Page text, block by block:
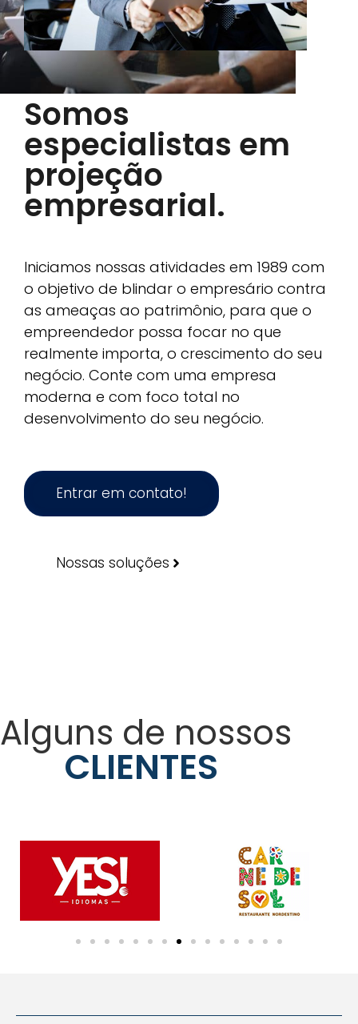
Somos
especialistas em
projeção
empresarial.
Iniciamos nossas atividades em 1989 com
o objetivo de blindar o empresário contra
as ameaças ao patrimônio, para que o
empreendedor possa focar no que
realmente importa, o crescimento do seu
negócio. Conte com uma empresa
moderna e com foco total no
desenvolvimento do seu negócio.
Entrar em contato!
Nossas soluções
Alguns de nossos
CLIENTES